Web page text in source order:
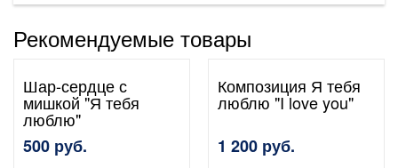
Рекомендуемые товары
Шар-сердце с
мишкой "Я тебя
люблю"
500 руб.
Композиция Я тебя
люблю "I love you"
1 200 руб.